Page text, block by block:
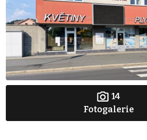
14
Fotogalerie